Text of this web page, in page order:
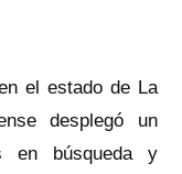
el estado de La
desplegó un
en búsqueda y